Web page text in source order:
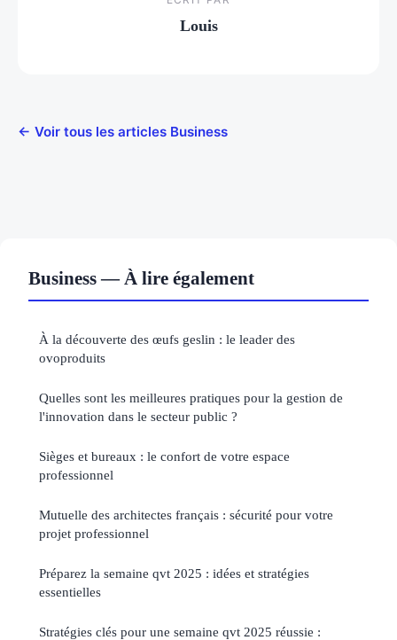
Louis
← Voir tous les articles Business
Business — À lire également
À la découverte des œufs geslin : le leader des
ovoproduits
Quelles sont les meilleures pratiques pour la gestion de
l'innovation dans le secteur public ?
Sièges et bureaux : le confort de votre espace
professionnel
Mutuelle des architectes français : sécurité pour votre
projet professionnel
Préparez la semaine qvt 2025 : idées et stratégies
essentielles
Stratégies clés pour une semaine qvt 2025 réussie :